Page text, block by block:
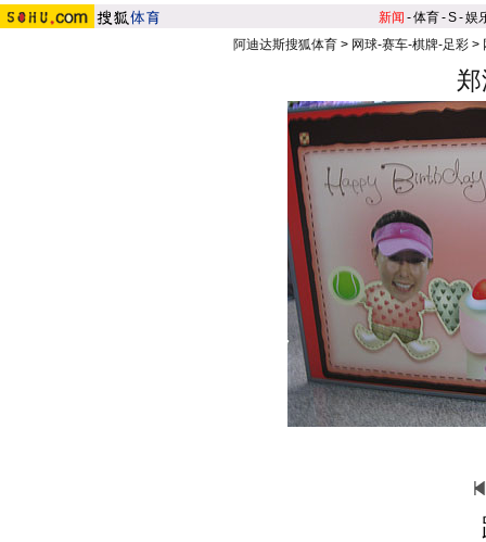
新闻 -体育-S-娱
阿迪达斯搜狐体育 > 网球-赛车-棋牌-足彩 >